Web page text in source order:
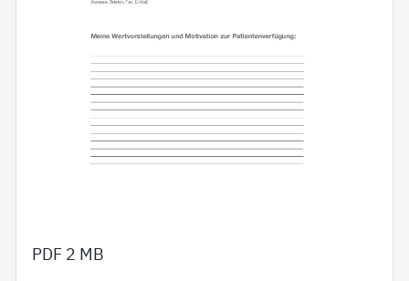
PDF 2 MB